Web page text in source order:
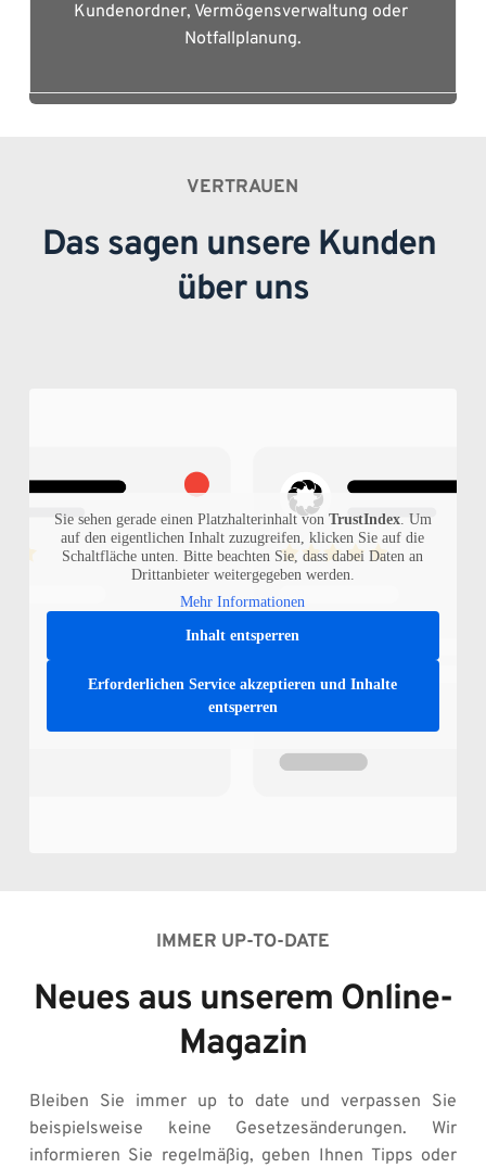
Kundenordner, Vermögensverwaltung oder
Notfallplanung.
VERTRAUEN
Das sagen unsere Kunden
über uns
Sie sehen gerade einen Platzhalterinhalt von TrustIndex. Um
auf den eigentlichen Inhalt zuzugreifen, klicken Sie auf die
Schaltfläche unten. Bitte beachten Sie, dass dabei Daten an
Drittanbieter weitergegeben werden.
Mehr Informationen
Inhalt entsperren
Erforderlichen Service akzeptieren und Inhalte
entsperren
IMMER UP-TO-DATE
Neues aus unserem Online-
Magazin
Bleiben Sie immer up to date und verpassen Sie
beispielsweise keine Gesetzesänderungen. Wir
informieren Sie regelmäßig, geben Ihnen Tipps oder